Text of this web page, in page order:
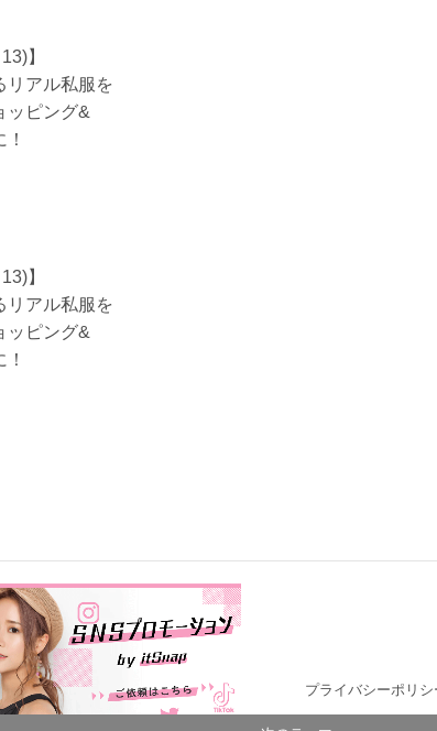
】
リアル私服を
ッピング&
】
リアル私服を
ッピング&
プライバシーポリシ